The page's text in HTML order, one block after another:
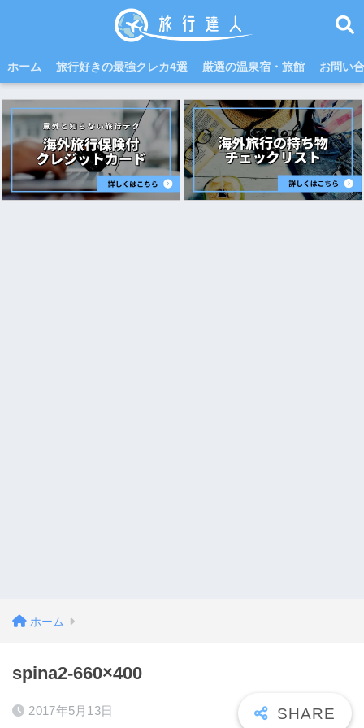
ホーム 旅行好きの最強クレカ4選 厳選の温泉宿・旅館 お問い
ホーム
spina2-660×400
2017年5月13日